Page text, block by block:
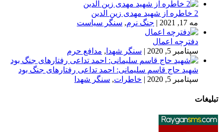
2 خاطره از شهید مهدی زین الدین
مه 17, 2021
| جنگ نرم, سنگر سیاست
دفترچه اعمال
سپتامبر 5, 2020
| سنگر شهدا , مدافع حرم
شهید حاج قاسم سلیمانی: احمد تداعی رفتارهای جنگ بود
سپتامبر 5, 2020
| خاطرات, سنگر شهدا
تبلیغات